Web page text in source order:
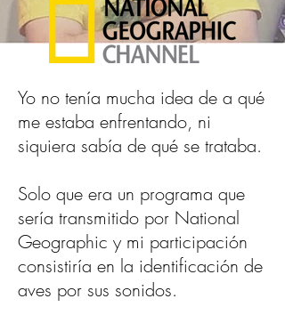
Yo no tenía mucha idea de a qué
me estaba enfrentando, ni
siquiera sabía de qué se trataba.
Solo que era un programa que
sería transmitido por National
Geographic y mi participación
consistiría en la identificación de
aves por sus sonidos.